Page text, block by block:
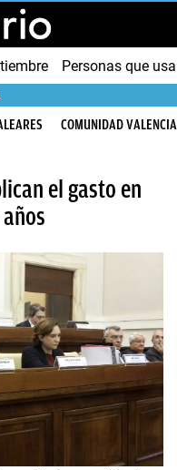
Personas que
COMUNIDAD
el gasto en